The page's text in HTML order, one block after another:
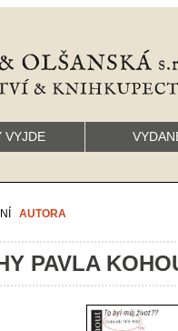
VYJDE
AUTORA
PAVLA